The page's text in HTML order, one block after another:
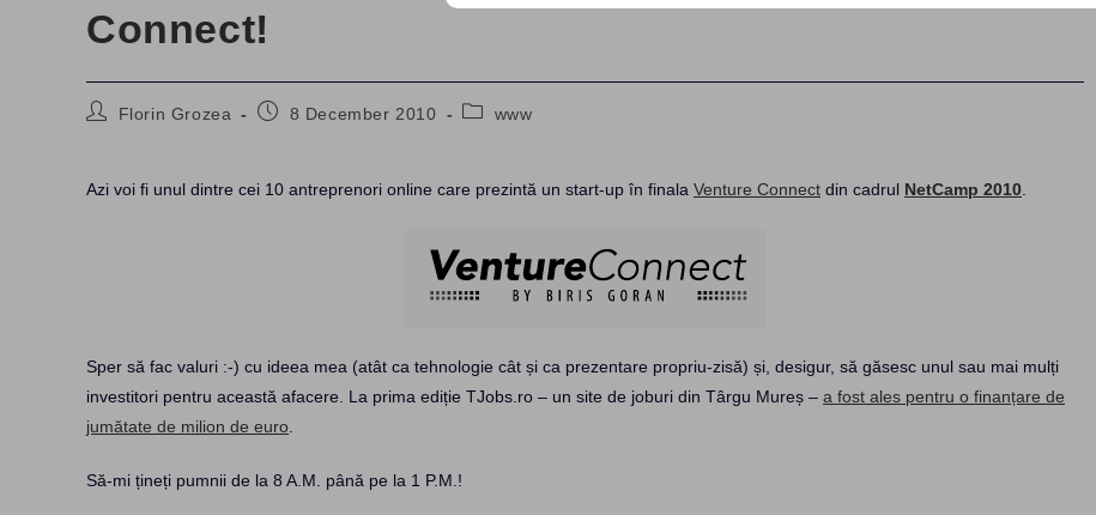
Connect!
PostFlorin Grozea
Post8 December 2010
Postwww
Azi voi fi unul dintre cei 10 antreprenori online care prezintă un start-up în finala Venture Connect din cadrul NetCamp 2010
Sper să fac valuri :-) cu ideea mea (atât ca tehnologie cât și ca prezentare propriu-zisă) și, desigur, să găsesc unul sau mai mulți
investitori pentru această afacere. La prima ediție TJobs.ro – un site de joburi din Târgu Mureș – a fost ales pentru o finanțare de
jumătate de milion de euro
Să-mi țineți pumnii de la 8 A.M. până pe la 1 P.M.!